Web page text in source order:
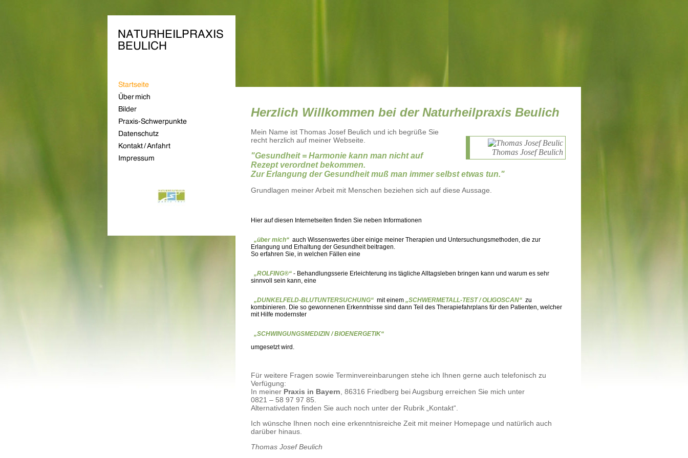
Herzlich Willkommen bei der Naturheilpraxis Beulich
Thomas Josef Beulich
Mein Name ist Thomas Josef Beulich und ich begrüße Sie
recht herzlich auf meiner Webseite.
"Gesundheit = Harmonie kann man nicht auf
Rezept verordnet bekommen.
Zur Erlangung der Gesundheit muß man immer selbst etwas tun."
Grundlagen meiner Arbeit mit Menschen beziehen sich auf diese Aussage.
Hier auf diesen Internetseiten finden Sie neben Informationen
„über mich“auch Wissenswertes über einige meiner Therapien und Untersuchungsmethoden, die zur
Erlangung und Erhaltung der Gesundheit beitragen.
So erfahren Sie, in welchen Fällen eine
„ROLFING®“- Behandlungsserie Erleichterung ins tägliche Alltagsleben bringen kann und warum es sehr
sinnvoll sein kann, eine
„DUNKELFELD-BLUTUNTERSUCHUNG“mit einem „SCHWERMETALL-TEST / OLIGOSCAN“zu
kombinieren. Die so gewonnenen Erkenntnisse sind dann Teil des Therapiefahrplans für den Patienten, welcher
mit Hilfe modernster
„SCHWINGUNGSMEDIZIN / BIOENERGETIK“
umgesetzt wird.
Für weitere Fragen sowie Terminvereinbarungen stehe ich Ihnen gerne auch telefonisch zu
Verfügung:
In meiner Praxis in Bayern , 86316 Friedberg bei Augsburg erreichen Sie mich unter
0821 – 58 97 97 85.
Alternativdaten finden Sie auch noch unter der Rubrik „Kontakt“.
Ich wünsche Ihnen noch eine erkenntnisreiche Zeit mit meiner Homepage und natürlich auch
darüber hinaus.
Thomas Josef Beulich